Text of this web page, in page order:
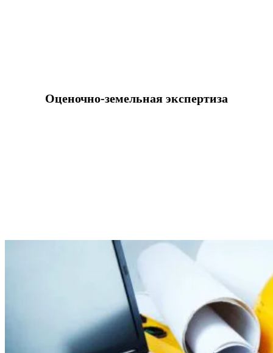
Оценочно-земельная экспертиза